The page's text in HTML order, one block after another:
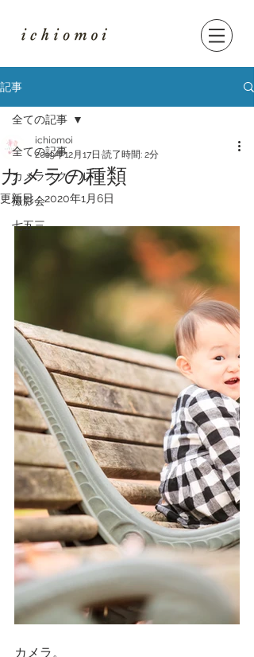
記事
全ての記事
カメラスクール
撮影会
七五三
全ての記事
カメラの種類
ichiomoi
2019年12月17日 読了時間: 2分
更新日：2020年1月6日
カメラ。